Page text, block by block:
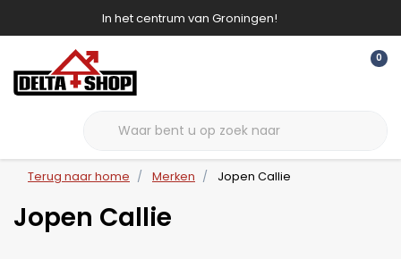
In het centrum van Groningen!
0
Terug naar home Merken Jopen Callie
Jopen Callie